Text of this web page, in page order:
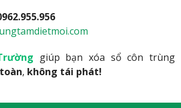
giúp bạn xóa sổ côn trùng
, không tái phát!